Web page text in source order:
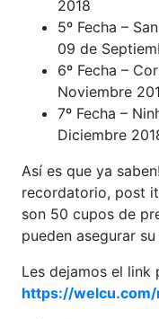
2018
5º Fecha –
09 de
6º Fecha –
Noviembre
7º Fecha –
Diciembre
Así es que ya
recordatorio, post
son 50 cupos de
pueden asegurar
Les dejamos el
https://